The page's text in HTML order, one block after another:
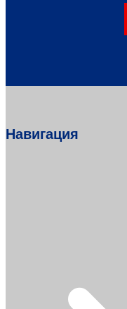
Навигация